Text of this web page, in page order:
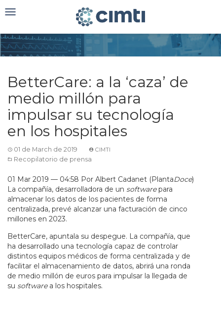
Toggle
BetterCare: a la ‘caza’ de
medio millón para
impulsar su tecnología
en los hospitales
01 de March de 2019 CIMTI
Recopilatorio de prensa
01 Mar 2019 — 04:58 Por Albert Cadanet (PlantaDoce)
La compañía, desarrolladora de un softwarepara
almacenar los datos de los pacientes de forma
centralizada, prevé alcanzar una facturación de cinco
millones en 2023.
BetterCare, apuntala su despegue. La compañía, que
ha desarrollado una tecnología capaz de controlar
distintos equipos médicos de forma centralizada y de
facilitar el almacenamiento de datos, abrirá una ronda
de medio millón de euros para impulsar la llegada de
su softwarea los hospitales.